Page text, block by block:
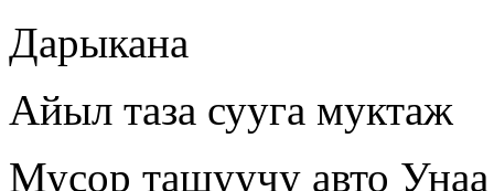
Дарыкана
Айыл таза сууга муктаж
Мусор ташуучу авто Унаа